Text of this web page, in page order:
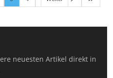
neuesten Artikel direkt in